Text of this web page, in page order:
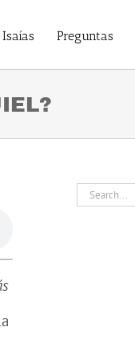
Isaías Preguntas
Search
for: